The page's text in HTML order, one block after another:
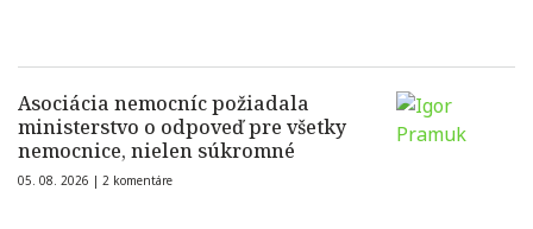
Asociácia nemocníc požiadala
ministerstvo o odpoveď pre všetky
nemocnice, nielen súkromné
05. 08. 2026 | 2 komentáre